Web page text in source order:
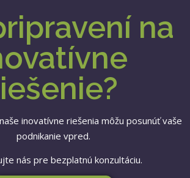
na
inovatívne riešenia môžu posunúť vaše
podnikanie vpred.
nás pre bezplatnú konzultáciu.